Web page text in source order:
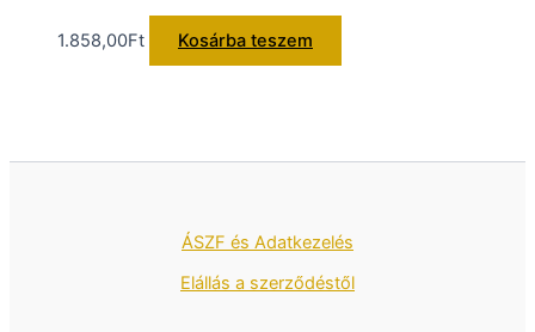
1.858,00Ft Kosárba teszem
ÁSZF és Adatkezelés
Elállás a szerződéstől